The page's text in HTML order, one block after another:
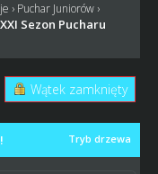
› Puchar Juniorów›
Sezon Pucharu
Wątek zamknięty
Tryb drzewa